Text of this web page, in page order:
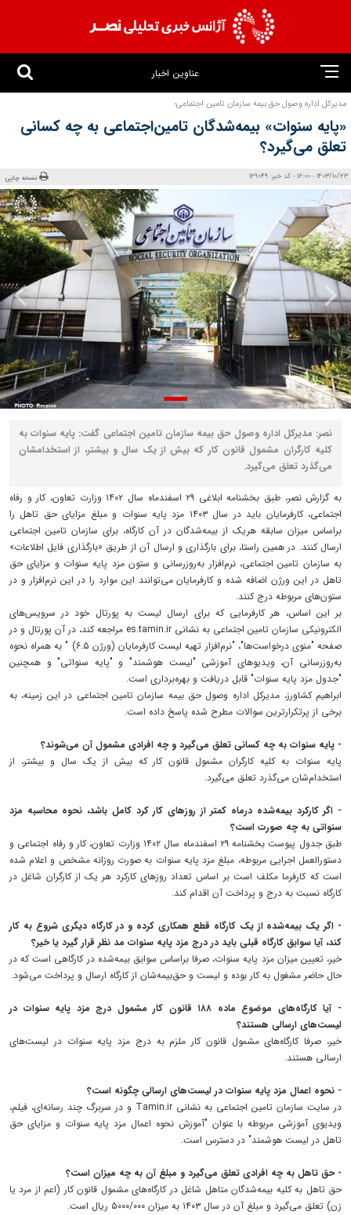
عناوین اخبار
مدیرکل اداره وصول حق بیمه سازمان تامین اجتماعی؛
«پایه سنوات» بیمه‌شدگان تامین‌اجتماعی به چه کسانی
تعلق می‌گیرد؟
1403/10/23 - 16:00 - کد خبر: 129049 نسخه چاپی
نصر: مدیرکل اداره وصول حق بیمه سازمان تامین اجتماعی گفت: پایه سنوات به
کلیه کارگران مشمول قانون کار که بیش از یک سال و بیشتر، از استخدامشان
می‌گذرد تعلق می‌گیرد.
به گزارش نصر، طبق بخشنامه ابلاغی ۲۹ اسفندماه سال ۱۴۰۲ وزارت تعاون، کار و رفاه
اجتماعی، کارفرمایان باید در سال ۱۴۰۳ مزد پایه سنوات و مبلغ مزایای حق تاهل را
براساس میزان سابقه هریک از بیمه‌شدگان در آن کارگاه، برای سازمان تامین اجتماعی
ارسال کنند. در همین راستا، برای بارگذاری و ارسال آن از طریق «بارگذاری فایل اطلاعات»
به سازمان تامین اجتماعی، نرم‌افزار به‌روز‌رسانی و ستون مزد پایه سنوات و مزایای حق
تاهل در این ورژن اضافه شده و کارفرمایان می‌توانند این موارد را در این نرم‌افزار و در
ستون‌های مربوطه درج کنند.
بر این اساس، هر کارفرمایی که برای ارسال لیست به پورتال خود در سرویس‌های
الکترونیکی سازمان تامین اجتماعی به نشانی es.tamin.ir مراجعه کند، در آن پورتال و در
صفحه "منوی درخواست‌ها"، "نرم‌افزار تهیه لیست کارفرمایان (ورژن ۶.۵) " به همراه نحوه
به‌روزرسانی آن، ویدیو‌های آموزشی "لیست هوشمند" و "پایه سنواتی" و همچنین
"جدول مزد پایه سنوات" قابل دریافت و بهره‌برداری است.
ابراهیم کشاورز، مدیرکل اداره وصول حق بیمه سازمان تامین اجتماعی در این زمینه، به
برخی از پرتکرارترین سوالات مطرح شده پاسخ داده است.
- پایه سنوات به چه کسانی تعلق می‌گیرد و چه افرادی مشمول آن می‌شوند؟
پایه سنوات به کلیه کارگران مشمول قانون کار که بیش از یک سال و بیشتر، از
استخدام‌شان می‌گذرد تعلق می‌گیرد.
- اگر کارکرد بیمه‌شده درماه کمتر از روز‌های کار کرد کامل باشد، نحوه محاسبه مزد
سنواتی به چه صورت است؟
طبق جدول پیوست بخشنامه ۲۹ اسفندماه سال ۱۴۰۲ وزارت تعاون، کار و رفاه اجتماعی و
دستورالعمل اجرایی مربوطه، مبلغ مزد پایه سنوات به صورت روزانه مشخص و اعلام شده
است که کارفرما مکلف است بر اساس تعداد روز‌های کارکرد هر یک از کارگران شاغل در
کارگاه نسبت به درج و پرداخت آن اقدام کند.
- اگر یک بیمه‌شده از یک کارگاه قطع همکاری کرده و در کارگاه دیگری شروع به کار
کند، آیا سوابق کارگاه قبلی باید در درج مزد پایه سنوات مد نظر قرار گیرد یا خیر؟
خیر، تعیین میزان مزد پایه سنوات، صرفا براساس سوابق بیمه‌شده در کارگاهی است که در
حال حاضر مشغول به کار بوده و لیست و حق‌بیمه‌شان از کارگاه ارسال و پرداخت می‌شود.
- آیا کارگاه‌های موضوع ماده ۱۸۸ قانون کار مشمول درج مزد پایه سنوات در
لیست‌های ارسالی هستند؟
خیر، صرفا کارگاه‌های مشمول قانون کار ملزم به درج مزد پایه سنوات در لیست‌های
ارسالی هستند.
- نحوه اعمال مزد پایه سنوات در لیست‌های ارسالی چگونه است؟
در سایت سازمان تامین اجتماعی به نشانی Tamin.ir و در سربرگ چند رسانه‌ای، فیلم،
ویدیوی آموزشی مربوطه با عنوان "آموزش نحوه اعمال مزد پایه سنوات و مزایای حق
تاهل در لیست هوشمند" در دسترس است.
- حق تاهل به چه افرادی تعلق می‌گیرد و مبلغ آن به چه میزان است؟
حق تاهل به کلیه بیمه‌شدگان متاهل شاغل در کارگاه‌های مشمول قانون کار (اعم از مرد یا
زن) تعلق می‌گیرد و مبلغ آن در سال ۱۴۰۳ به میزان ۵۰۰۰/۰۰۰ ریال است.